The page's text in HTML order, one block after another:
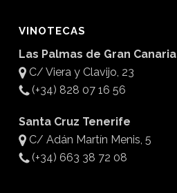
VINOTECAS
Las Palmas de Gran Canaria
C/ Viera y Clavijo, 23
(+34) 828 07 16 56
Santa Cruz Tenerife
C/ Adán Martín Menis, 5
(+34) 663 38 72 08